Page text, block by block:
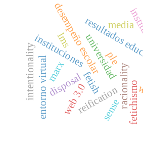
universidad
fetichismo
resultados
desempeño escolar
racionality
instituciones
fetish
disposalreification
marx
media
ple
lms
entorno virtual web 3.0
intentionality
sense